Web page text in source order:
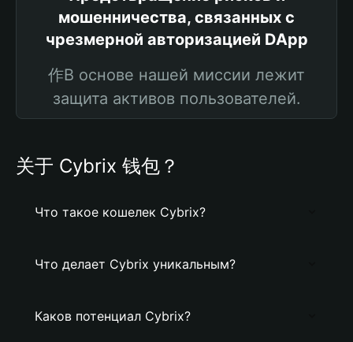
мошенничества, связанных с
чрезмерной авторизацией DApp
作В основе нашей миссии лежит
защита активов пользователей.
关于 Cybrix 钱包？
Что такое кошелек Cybrix?
Что делает Cybrix уникальным?
Каков потенциал Cybrix?